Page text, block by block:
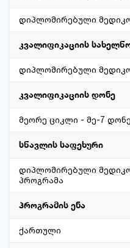
დიპლომირებული
კვალიფიკაციის
დიპლომირებული
კვალიფიკაციის დონე
მეორე ციკლი - მე-7 დონე
სწავლის საფეხური
დიპლომირებული
პროგრამა
პროგრამის ენა
ქართული